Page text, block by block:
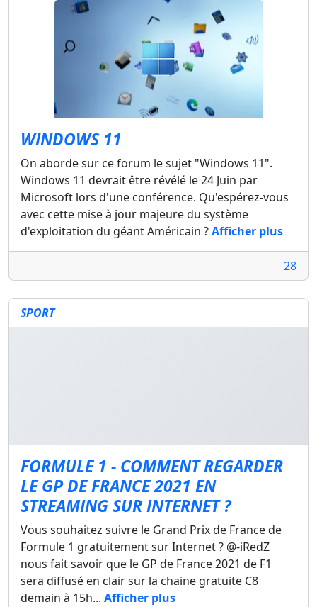
WINDOWS 11
On aborde sur ce forum le sujet "Windows 11".
Windows 11 devrait être révélé le 24 Juin par
Microsoft lors d'une conférence. Qu'espérez-vous
avec cette mise à jour majeure du système
d'exploitation du géant Américain ?Afficher plus
28
SPORT
FORMULE 1 - COMMENT REGARDER
LE GP DE FRANCE 2021 EN
STREAMING SUR INTERNET ?
Vous souhaitez suivre le Grand Prix de France de
Formule 1 gratuitement sur Internet ? @-iRedZ
nous fait savoir que le GP de France 2021 de F1
sera diffusé en clair sur la chaine gratuite C8
demain à 15h... Afficher plus